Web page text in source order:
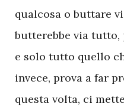
qualcosa o buttare
butterebbe via tutto,
e solo tutto quello
invece, prova a far
questa volta, ci